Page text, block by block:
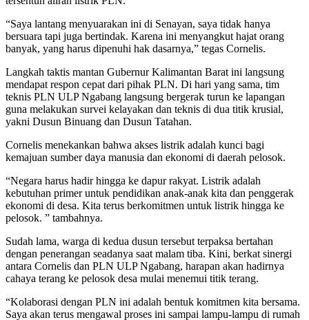
“Saya lantang menyuarakan ini di Senayan, saya tidak hanya
bersuara tapi juga bertindak. Karena ini menyangkut hajat orang
banyak, yang harus dipenuhi hak dasarnya,” tegas Cornelis.
Langkah taktis mantan Gubernur Kalimantan Barat ini langsung
mendapat respon cepat dari pihak PLN. Di hari yang sama, tim
teknis PLN ULP Ngabang langsung bergerak turun ke lapangan
guna melakukan survei kelayakan dan teknis di dua titik krusial,
yakni Dusun Binuang dan Dusun Tatahan.
Cornelis menekankan bahwa akses listrik adalah kunci bagi
kemajuan sumber daya manusia dan ekonomi di daerah pelosok.
“Negara harus hadir hingga ke dapur rakyat. Listrik adalah
kebutuhan primer untuk pendidikan anak-anak kita dan penggerak
ekonomi di desa. Kita terus berkomitmen untuk listrik hingga ke
pelosok. ” tambahnya.
Sudah lama, warga di kedua dusun tersebut terpaksa bertahan
dengan penerangan seadanya saat malam tiba. Kini, berkat sinergi
antara Cornelis dan PLN ULP Ngabang, harapan akan hadirnya
cahaya terang ke pelosok desa mulai menemui titik terang.
“Kolaborasi dengan PLN ini adalah bentuk komitmen kita bersama.
Saya akan terus mengawal proses ini sampai lampu-lampu di rumah